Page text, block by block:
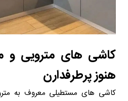
کاشی های مترویی و
هنوز پرطرفدارن
کاشی های مستطیلی معروف به